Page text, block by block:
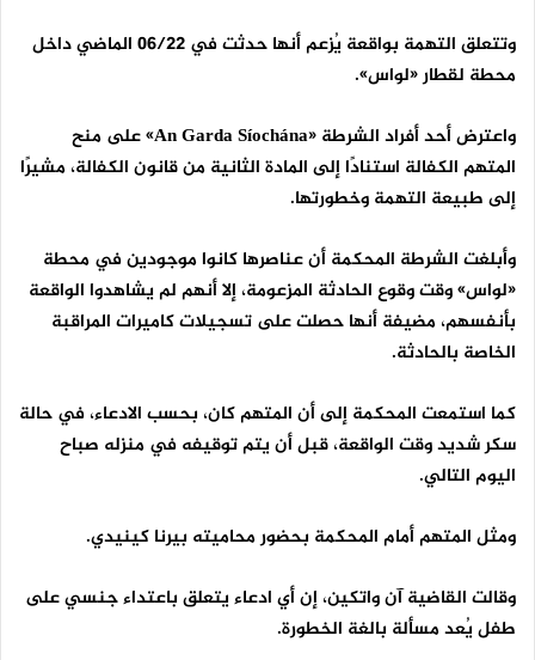
وتتعلق التهمة بواقعة يُزعم أنها حدثت في 06/22 الماضي داخل
محطة لقطار «لواس».
واعترض أحد أفراد الشرطة «An Garda Síochána» على منح
المتهم الكفالة استنادًا إلى المادة الثانية من قانون الكفالة، مشيرًا
إلى طبيعة التهمة وخطورتها.
وأبلغت الشرطة المحكمة أن عناصرها كانوا موجودين في محطة
«لواس» وقت وقوع الحادثة المزعومة، إلا أنهم لم يشاهدوا الواقعة
بأنفسهم، مضيفة أنها حصلت على تسجيلات كاميرات المراقبة
الخاصة بالحادثة.
كما استمعت المحكمة إلى أن المتهم كان، بحسب الادعاء، في حالة
سكر شديد وقت الواقعة، قبل أن يتم توقيفه في منزله صباح
اليوم التالي.
ومثل المتهم أمام المحكمة بحضور محاميته بيرنا كينيدي.
وقالت القاضية آن واتكين، إن أي ادعاء يتعلق باعتداء جنسي على
طفل يُعد مسألة بالغة الخطورة.